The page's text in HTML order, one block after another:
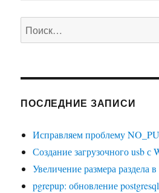
Искать:
ПОСЛЕДНИЕ ЗАПИСИ
Исправляем проблему
Создание загрузочного usb с
Увеличение размера раздела
pgrepup: обновление